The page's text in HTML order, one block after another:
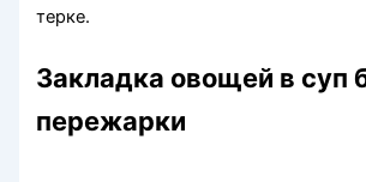
терке.
Закладка овощей в суп
пережарки